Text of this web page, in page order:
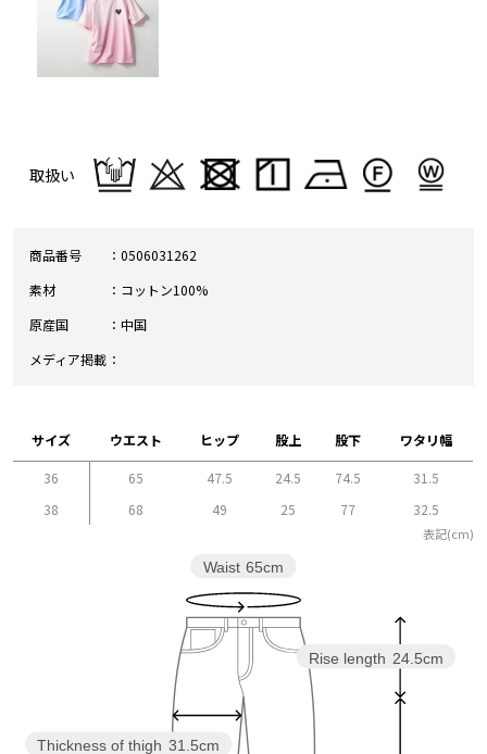
取扱い
商品番号
0506031262
素材
コットン100%
原産国
中国
メディア掲載
サイズ ウエスト ヒップ 股上 股下 ワタリ幅
36 65 47.5 24.5 74.5
31.5
38
68 49 25 77 32.5
表記(cm)
Rise length 24.5cm
Thickness of thigh 31.5cm
Waist 65cm